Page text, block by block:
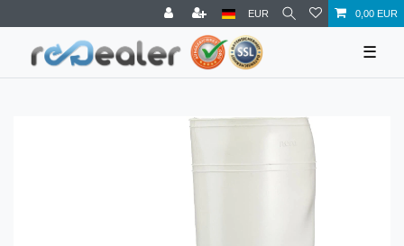
EUR 0,00 EUR
☰